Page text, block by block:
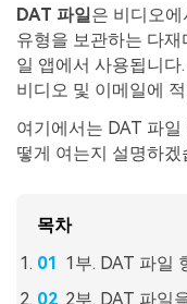
Relumi - 앱
UBackit - 데이터
PST 및 OST 파
루션
DAT 파일은 비디오
유형을 보관하는 다
일 앱에서 사용됩니
비디오 및 이메일에
여기에서는 DAT 파
떻게 여는지 설명하겠
목차
1부. DAT 파일
2부. DAT 파일